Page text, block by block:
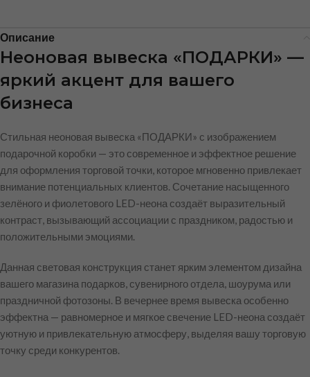
Описание
Неоновая вывеска «ПОДАРКИ» —
яркий акцент для вашего
бизнеса
Стильная неоновая вывеска «ПОДАРКИ» с изображением
подарочной коробки — это современное и эффектное решение
для оформления торговой точки, которое мгновенно привлекает
внимание потенциальных клиентов. Сочетание насыщенного
зелёного и фиолетового LED-неона создаёт выразительный
контраст, вызывающий ассоциации с праздником, радостью и
положительными эмоциями.
Данная световая конструкция станет ярким элементом дизайна
вашего магазина подарков, сувенирного отдела, шоурума или
праздничной фотозоны. В вечернее время вывеска особенно
эффектна — равномерное и мягкое свечение LED-неона создаёт
уютную и привлекательную атмосферу, выделяя вашу торговую
точку среди конкурентов.